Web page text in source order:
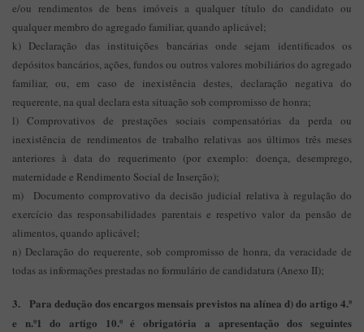
e/ou rendimentos de bens imóveis a qualquer título do candidato ou
qualquer membro do agregado familiar, quando aplicável;
k) Declaração das instituições bancárias onde sejam identificados os
depósitos bancários, ações, fundos ou outros valores mobiliários do agregado
familiar, ou, em caso de inexistência destes, declaração negativa do
requerente, na qual declara esta situação sob compromisso de honra;
l) Comprovativos de prestações sociais compensatórias da perda ou
inexistência de rendimentos de trabalho relativas aos últimos três meses
anteriores à data do requerimento (por exemplo: doença, desemprego,
maternidade e Rendimento Social de Inserção);
m) Documento comprovativo da decisão judicial relativa à regulação do
exercício das responsabilidades parentais e respetivo valor da pensão de
alimentos, quando aplicável;
n) Declaração do requerente, sob compromisso de honra, da veracidade de
todas as informações prestadas no formulário de candidatura (Anexo II);
3. Para dedução dos encargos mensais previstos na alínea d) do artigo 4.º
e n.º1 do artigo 10.º é obrigatória a apresentação dos seguintes